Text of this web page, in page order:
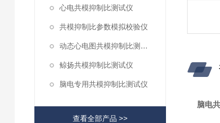
心电共模抑制比测试仪
共模抑制比参数模拟校验仪
动态心电图共模抑制比测试仪
鲸扬共模抑制比测试仪
脑电专用共模抑制比测试仪
查看全部产品 >>
脑电